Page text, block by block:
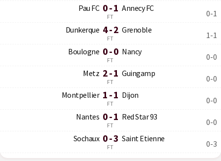
0-1
Pau FC 0 - 1 Annecy FC
FT
1-1
Dunkerque 4 - 2 Grenoble
FT
0-0
Boulogne 0 - 0 Nancy
FT
0-0
Metz 2 - 1 Guingamp
FT
0-0
Montpellier 1 - 1 Dijon
FT
0-0
Nantes 0 - 1 Red Star 93
FT
0-3
Sochaux 0 - 3 Saint Etienne
FT